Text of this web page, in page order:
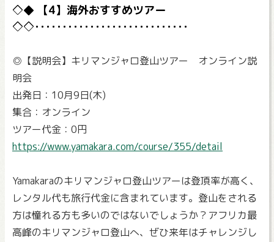
【4】海外おすすめツアー
◎【説明会】キリマンジャロ登山ツアー オンライン説
明会
出発日：10月9日(木)
集合：オンライン
ツアー代金：0円
https://www.yamakara.com/course/355/detail
Yamakaraのキリマンジャロ登山ツアーは登頂率が高く、
レンタル代も旅行代金に含まれています。登山をされる
方は憧れる方も多いのではないでしょうか？アフリカ最
高峰のキリマンジャロ登山へ、ぜひ来年はチャレンジし